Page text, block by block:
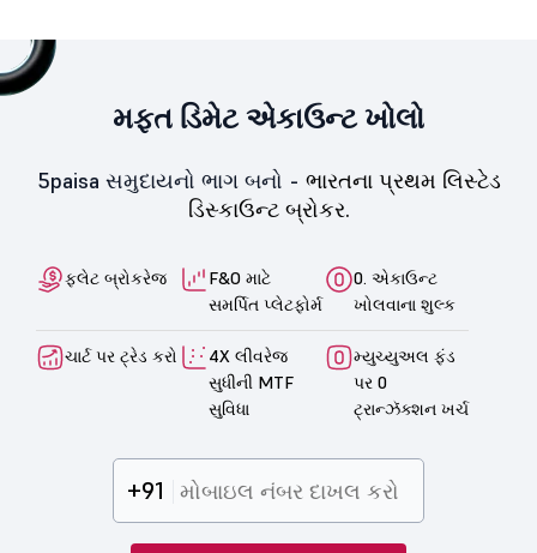
મફત ડિમેટ એકાઉન્ટ ખોલો
5paisa સમુદાયનો ભાગ બનો - ભારતના પ્રથમ લિસ્ટેડ
ડિસ્કાઉન્ટ બ્રોકર.
ફ્લેટ બ્રોકરેજ
F&O માટે
સમર્પિત પ્લેટફોર્મ
0. એકાઉન્ટ
ખોલવાના શુલ્ક
ચાર્ટ પર ટ્રેડ કરો
4X લીવરેજ
સુધીની MTF
સુવિધા
મ્યુચ્યુઅલ ફંડ
પર 0
ટ્રાન્ઝૅક્શન ખર્ચ
+91